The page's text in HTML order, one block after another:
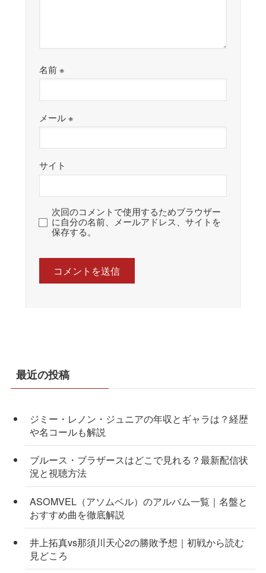
名前※
メール※
サイト
次回のコメントで使用するためブラウザー
に自分の名前、メールアドレス、サイトを
保存する。
最近の投稿
ジミー・レノン・ジュニアの年収とギャラは？経歴
や名コールも解説
ブルース・ブラザースはどこで見れる？最新配信状
況と視聴方法
ASOMVEL（アソムベル）のアルバム一覧｜名盤と
おすすめ曲を徹底解説
井上拓真vs那須川天心2の勝敗予想｜初戦から読む
見どころ